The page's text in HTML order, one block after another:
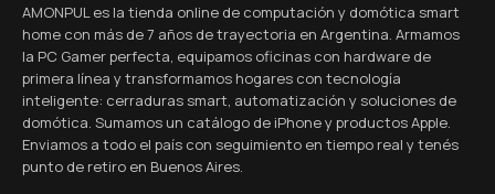
AMONPUL es la tienda online de computación y domótica smart
home con más de 7 años de trayectoria en Argentina. Armamos
la PC Gamer perfecta, equipamos oficinas con hardware de
primera línea y transformamos hogares con tecnología
inteligente: cerraduras smart, automatización y soluciones de
domótica. Sumamos un catálogo de iPhone y productos Apple.
Enviamos a todo el país con seguimiento en tiempo real y tenés
punto de retiro en Buenos Aires.